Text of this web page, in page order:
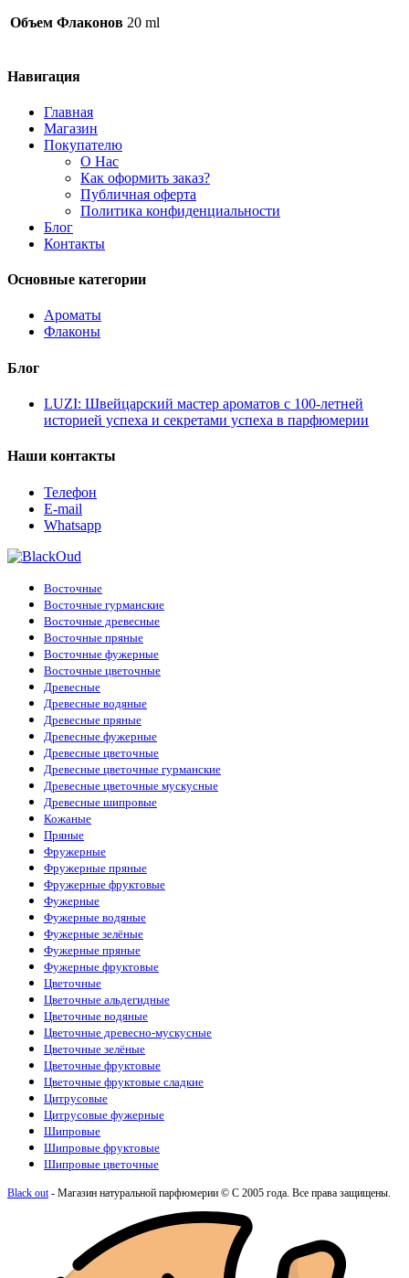
392)
Объем Флаконов 20 ml
Навигация
Главная
Магазин
Покупателю
О Нас
Как оформить заказ?
Публичная оферта
Политика конфиденциальности
Блог
Контакты
Основные категории
Ароматы
Флаконы
Блог
LUZI: Швейцарский мастер ароматов с 100-летней
историей успеха и секретами успеха в парфюмерии
Наши контакты
Телефон
E-mail
Whatsapp
Восточные
Восточные гурманские
Восточные древесные
Восточные пряные
Восточные фужерные
Восточные цветочные
Древесные
Древесные водяные
Древесные пряные
Древесные фужерные
Древесные цветочные
Древесные цветочные гурманские
Древесные цветочные мускусные
Древесные шипровые
Кожаные
Пряные
Фружерные
Фружерные пряные
Фружерные фруктовые
Фужерные
Фужерные водяные
Фужерные зелёные
Фужерные пряные
Фужерные фруктовые
Цветочные
Цветочные альдегидные
Цветочные водяные
Цветочные древесно-мускусные
Цветочные зелёные
Цветочные фруктовые
Цветочные фруктовые сладкие
Цитрусовые
Цитрусовые фужерные
Шипровые
Шипровые фруктовые
Шипровые цветочные
Black out - Магазин натуральной парфюмерии © С 2005 года. Все права защищены.